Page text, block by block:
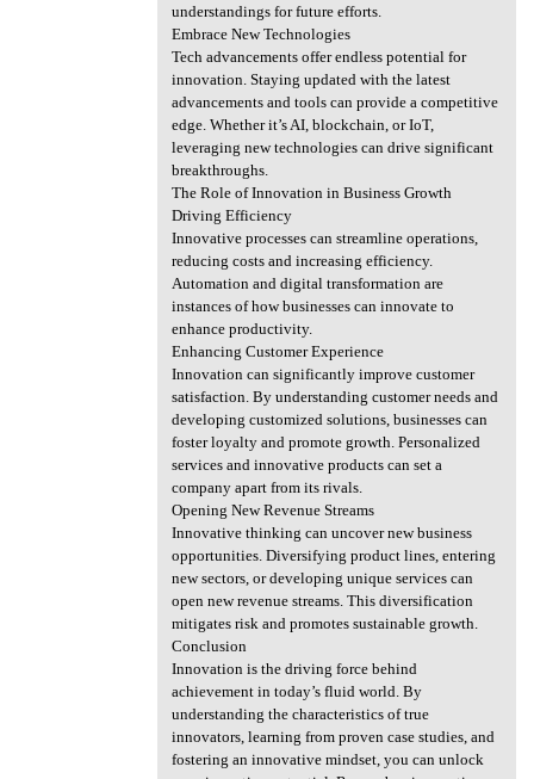
understandings for future efforts.
Embrace New Technologies
Tech advancements offer endless potential for
innovation. Staying updated with the latest
advancements and tools can provide a competitive
edge. Whether it’s AI, blockchain, or IoT,
leveraging new technologies can drive significant
breakthroughs.
The Role of Innovation in Business Growth
Driving Efficiency
Innovative processes can streamline operations,
reducing costs and increasing efficiency.
Automation and digital transformation are
instances of how businesses can innovate to
enhance productivity.
Enhancing Customer Experience
Innovation can significantly improve customer
satisfaction. By understanding customer needs and
developing customized solutions, businesses can
foster loyalty and promote growth. Personalized
services and innovative products can set a
company apart from its rivals.
Opening New Revenue Streams
Innovative thinking can uncover new business
opportunities. Diversifying product lines, entering
new sectors, or developing unique services can
open new revenue streams. This diversification
mitigates risk and promotes sustainable growth.
Conclusion
Innovation is the driving force behind
achievement in today’s fluid world. By
understanding the characteristics of true
innovators, learning from proven case studies, and
fostering an innovative mindset, you can unlock